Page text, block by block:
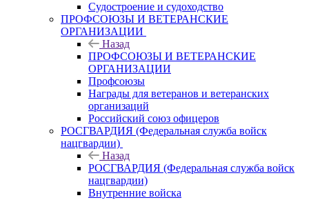
Судостроение и судоходство
ПРОФСОЮЗЫ И ВЕТЕРАНСКИЕ
ОРГАНИЗАЦИИ
Назад
ПРОФСОЮЗЫ И ВЕТЕРАНСКИЕ
ОРГАНИЗАЦИИ
Профсоюзы
Награды для ветеранов и ветеранских
организаций
Российский союз офицеров
РОСГВАРДИЯ (Федеральная служба войск
нацгвардии)
Назад
РОСГВАРДИЯ (Федеральная служба войск
нацгвардии)
Внутренние войска